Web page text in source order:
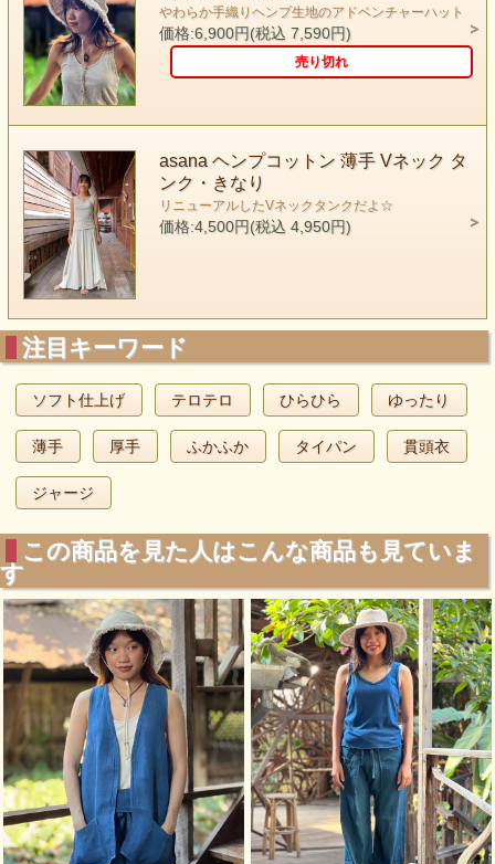
やわらか手織りヘンプ生地のアドベンチャーハット
価格:6,900円(税込 7,590円)
売り切れ
asana ヘンプコットン 薄手 Vネック タ
ンク・きなり
リニューアルしたVネックタンクだよ☆
価格:4,500円(税込 4,950円)
注目キーワード
ソフト仕上げ テロテロ ひらひら ゆったり
薄手 厚手 ふかふか タイパン 貫頭衣
ジャージ
この商品を見た人はこんな商品も見ていま
す